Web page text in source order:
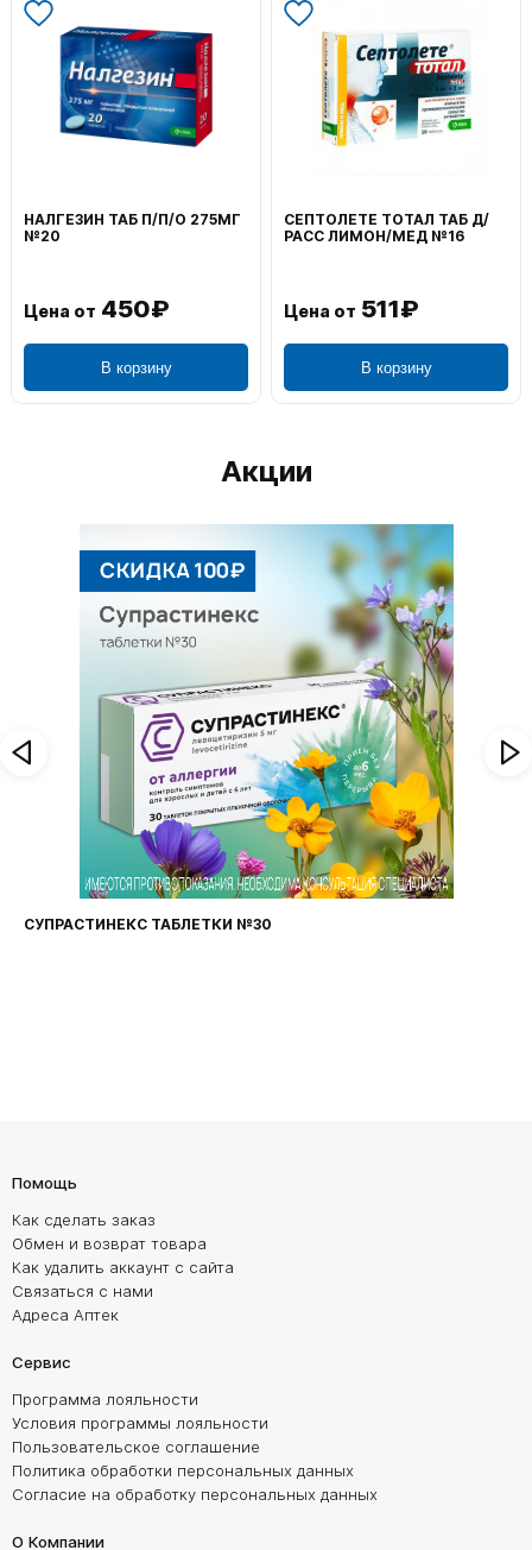
НАЛГЕЗИН ТАБ П/П/О 275МГ
№20
Цена от 450₽
В корзину
СЕПТОЛЕТЕ ТОТАЛ ТАБ Д/
РАСС ЛИМОН/МЕД №16
Цена от 511₽
В корзину
Акции
СУПРАСТИНЕКС ТАБЛЕТКИ №30
Помощь
Как сделать заказ
Обмен и возврат товара
Как удалить аккаунт с сайта
Связаться с нами
Адреса Аптек
Сервис
Программа лояльности
Условия программы лояльности
Пользовательское соглашение
Политика обработки персональных данных
Согласие на обработку персональных данных
О Компании